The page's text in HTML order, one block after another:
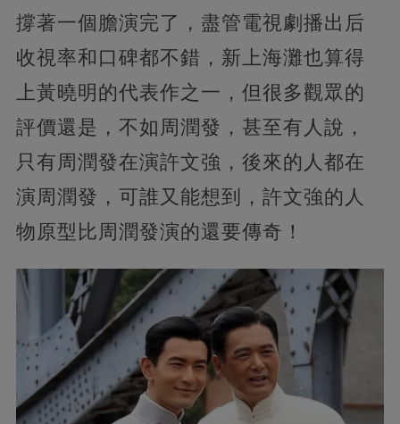
撐著一個膽演完了，盡管電視劇播出后
收視率和口碑都不錯，新上海灘也算得
上黃曉明的代表作之一，但很多觀眾的
評價還是，不如周潤發，甚至有人說，
只有周潤發在演許文強，後來的人都在
演周潤發，可誰又能想到，許文強的人
物原型比周潤發演的還要傳奇！